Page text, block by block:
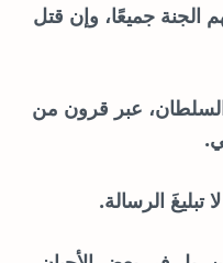
الجنة جميعًا، وإن قتل
عبر قرون من
تبليغَ الرسالة.